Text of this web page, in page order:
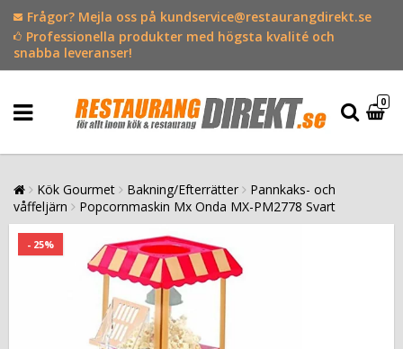
Frågor? Mejla oss på kundservice@restaurangdirekt.se
Professionella produkter med högsta kvalité och
snabba leveranser!
0
Kök Gourmet Bakning/Efterrätter
Pannkaks- och
våffeljärn
Popcornmaskin Mx Onda MX-PM2778 Svart
- 25%